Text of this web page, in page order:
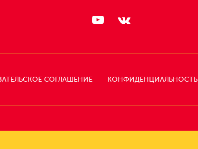
СОГЛАШЕНИЕ КОНФИДЕНЦИАЛЬНОСТЬ